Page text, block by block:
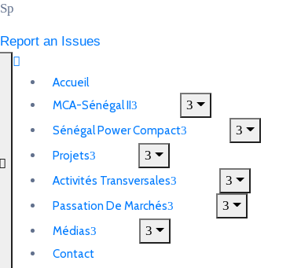
Sp
Report an Issues
Accueil
MCA-Sénégal II
Sénégal Power Compact
Projets
Activités Transversales
Passation De Marchés
Médias
Contact